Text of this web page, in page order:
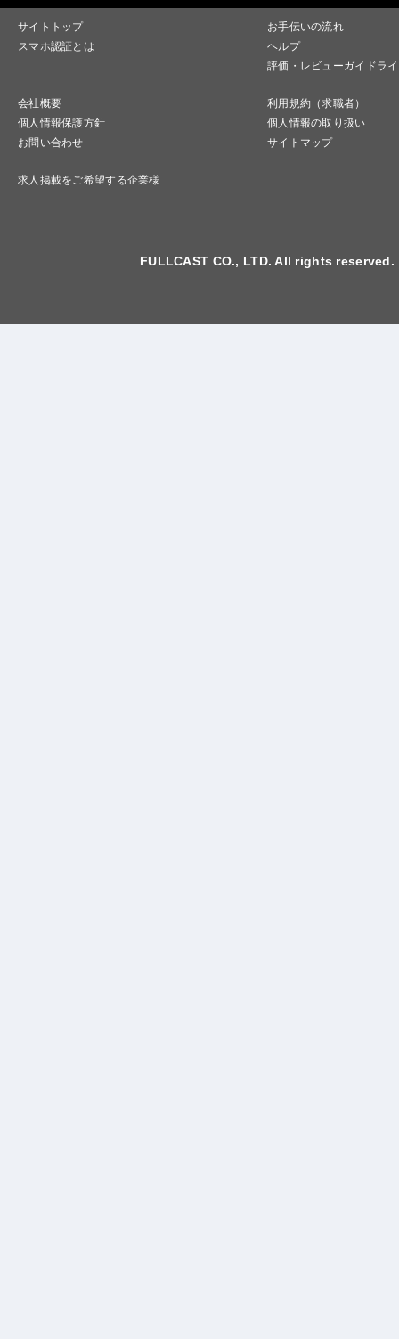
サイトトップ
お手伝いの流れ
スマホ認証とは
ヘルプ
評価・レビューガイドラ
会社概要
利用規約（求職者）
個人情報保護方針
個人情報の取り扱い
お問い合わせ
サイトマップ
求人掲載をご希望する企業様
FULLCAST CO., LTD. All rights reserved.